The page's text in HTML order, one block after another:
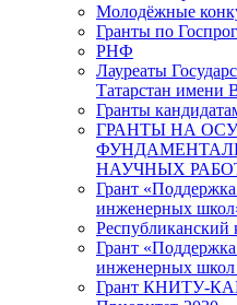
Молодёжные
Гранты по
РНФ
Лауреаты
Татарстан имени
Гранты
ГРАНТЫ НА
НАУЧНЫХ
Грант
инженерных
Республиканский
Грант
инженерных школ
Грант КНИТУ-